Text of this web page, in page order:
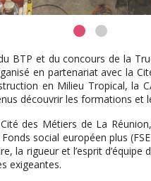
BTP et du concours de la
en partenariat avec la
en Milieu Tropical, la
découvrir les formations et
des Métiers de La
social européen plus
la rigueur et l’esprit
exigeantes.